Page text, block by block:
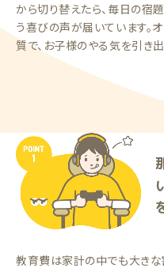
から切り替えたら、毎日の宿
う喜びの声が届いています。
質で、お子様のやる気を引き出
教育費は家計の中でも大き